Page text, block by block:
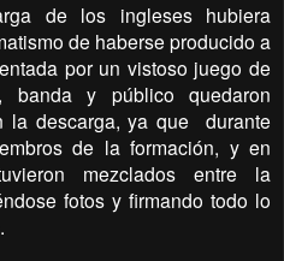
de los ingleses hubiera
de haberse producido a
por un vistoso juego de
banda y público quedaron
la descarga, ya que
durante
de la formación, y en
mezclados entre la
fotos y firmando todo lo